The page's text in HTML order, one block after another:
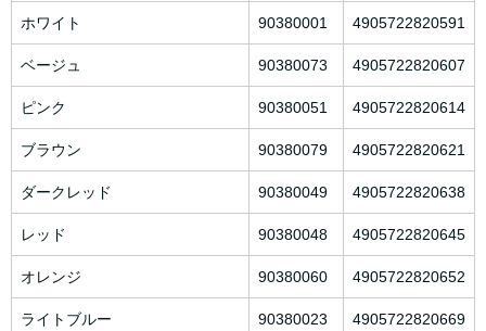
ホワイト 90380001 4905722820591
ベージュ 90380073 4905722820607
ピンク 90380051 4905722820614
ブラウン 90380079 4905722820621
ダークレッド 90380049 4905722820638
レッド 90380048 4905722820645
オレンジ 90380060 4905722820652
ライトブルー 90380023 4905722820669